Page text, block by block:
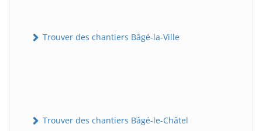
Trouver des chantiers Bâgé-la-Ville
Trouver des chantiers Bâgé-le-Châtel